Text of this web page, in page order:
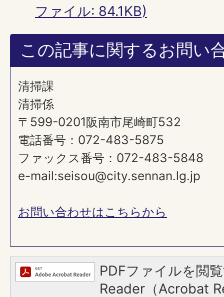
ファイル: 84.1KB)
この記事に関するお問い
清掃課
清掃係
〒599-0201阪南市尾崎町532
電話番号：072-483-5875
ファックス番号：072-483-5848
e-mail:seisou@city.sennan.lg.jp
お問い合わせはこちらから
PDFファイルを閲
Reader（Acrobat